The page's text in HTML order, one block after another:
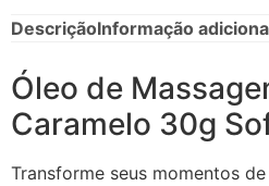
DescriçãoInformação
Óleo de
Caramelo 30g
Transforme seus momentos